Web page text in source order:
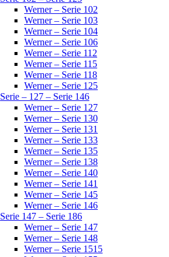
Werner – Serie 102
Werner – Serie 103
Werner – Serie 104
Werner – Serie 106
Werner – Serie 112
Werner – Serie 115
Werner – Serie 118
Werner – Serie 125
Serie – 127 – Serie 146
Werner – Serie 127
Werner – Serie 130
Werner – Serie 131
Werner – Serie 133
Werner – Serie 135
Werner – Serie 138
Werner – Serie 140
Werner – Serie 141
Werner – Serie 145
Werner – Serie 146
Serie 147 – Serie 186
Werner – Serie 147
Werner – Serie 148
Werner – Serie 1515